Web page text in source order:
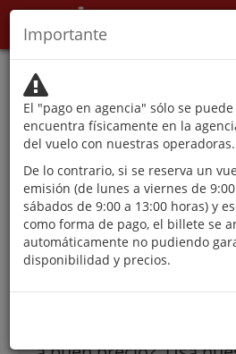
Las
desaconsejan
por razones
¡Las
ofertas en
a
¿Cómo encontrar
Importante
El "pago en agencia" sólo se
encuentra físicamente en la
del vuelo con nuestras operadoras.
De lo contrario, si se reserva un
emisión (de lunes a viernes de
sábados de 9:00 a 13:00 horas) y
como forma de pago, el billete se
automáticamente no pudiendo
disponibilidad y precios.